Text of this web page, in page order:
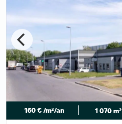
160 € /m²/an 1 070 m²